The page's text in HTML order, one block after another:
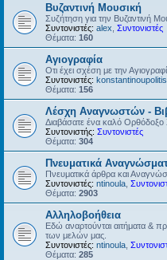
Βυζαντινή Μουσική
Συζήτηση για την Βυζαντινή
Συντονιστές: alex Συντονιστές
Θέματα: 160
Αγιογραφία
Οτι έχει σχέση με την
Συντονιστές: konstantinoupolitis
Θέματα: 156
Λέσχη Αναγνωστών -
Διαβάσατε ένα καλό Ορθόδοξο
Συντονιστής: Συντονιστές
Θέματα: 304
Πνευματικά
Πνευματικά άρθρα και
Συντονιστές: ntinoula
Θέματα: 2903
Αλληλοβοήθεια
Εδώ αναρτούνται αιτήματα &
των μελών μας.
Συντονιστές: ntinoula
Θέματα: 285